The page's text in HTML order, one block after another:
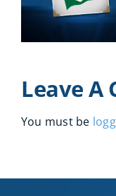
Leave A
You must be